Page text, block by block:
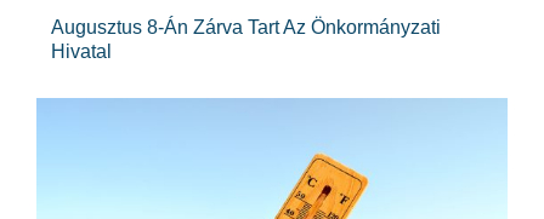
Augusztus 8-Án Zárva Tart Az Önkormányzati
Hivatal